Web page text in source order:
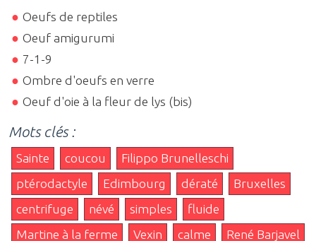
Oeufs de reptiles
Oeuf amigurumi
7-1-9
Ombre d'oeufs en verre
Oeuf d'oie à la fleur de lys (bis)
Mots clés :
Sainte coucou
Filippo Brunelleschi
ptérodactyle
Edimbourg dératé
Bruxelles
centrifuge
névé simples
fluide
Martine à la ferme
Vexin calme
René Barjavel